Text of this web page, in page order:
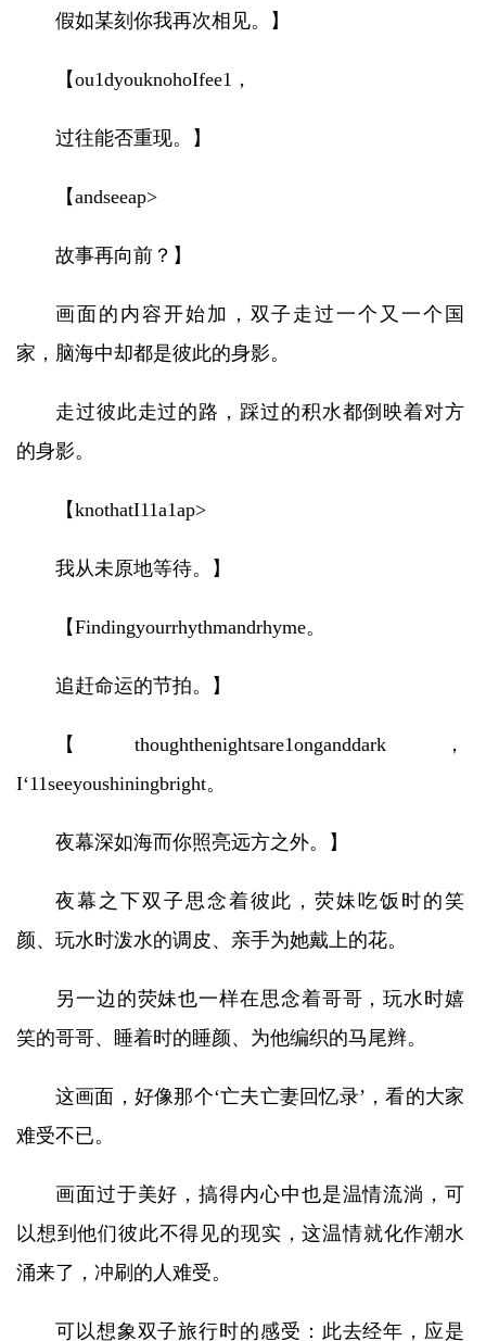
假如某刻你我再次相见。】
【ou1dyouknohoIfee1，
过往能否重现。】
【andseeap>
故事再向前？】
画面的内容开始加，双子走过一个又一个国
家，脑海中却都是彼此的身影。
走过彼此走过的路，踩过的积水都倒映着对方
的身影。
【knothatI11a1ap>
我从未原地等待。】
【Findingyourrhythmandrhyme。
追赶命运的节拍。】
【thoughthenightsare1onganddark，
I‘11seeyoushiningbright。
夜幕深如海而你照亮远方之外。】
夜幕之下双子思念着彼此，荧妹吃饭时的笑
颜、玩水时泼水的调皮、亲手为她戴上的花。
另一边的荧妹也一样在思念着哥哥，玩水时嬉
笑的哥哥、睡着时的睡颜、为他编织的马尾辫。
这画面，好像那个‘亡夫亡妻回忆录’，看的大家
难受不已。
画面过于美好，搞得内心中也是温情流淌，可
以想到他们彼此不得见的现实，这温情就化作潮水
涌来了，冲刷的人难受。
可以想象双子旅行时的感受：此去经年，应是